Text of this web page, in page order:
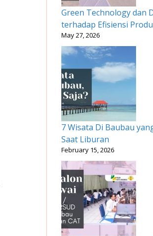
Green Technology dan
terhadap Efisiensi
May 27, 2026
7 Wisata Di Baubau
Saat Liburan
February 15, 2026